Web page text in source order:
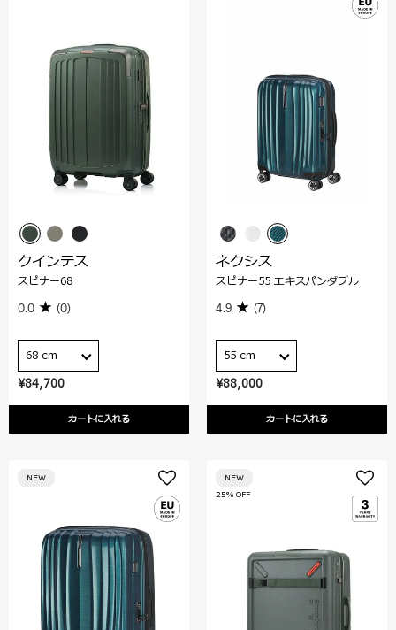
¥84,700
カートに入れる
クインテス
スピナー68
0.0 (0)
68 cm
¥88,000
カートに入れる
ネクシス
スピナー55 エキスパンダブル
4.9 (7)
55 cm
NEW
25% OFF
NEW